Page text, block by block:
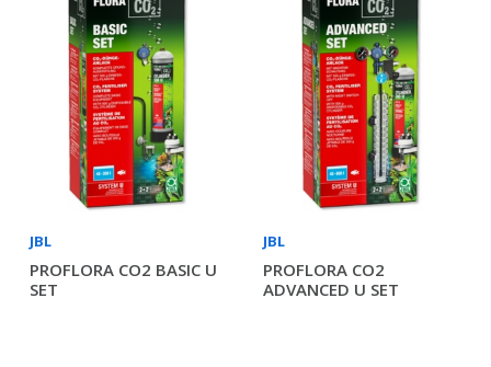
JBL
PROFLORA CO2 BASIC U
SET
JBL
PROFLORA CO2
ADVANCED U SET